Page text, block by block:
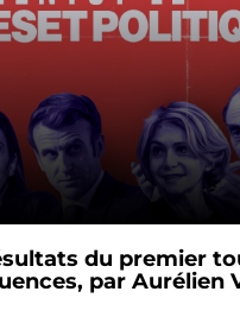
du premier
par Aurélien